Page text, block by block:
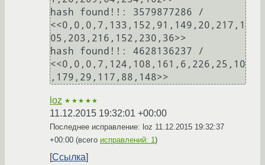
hash found!!: 3579877286 /
<<0,0,0,7,133,152,91,149,20,217,1
05,203,216,152,230,36>>
hash found!!: 4628136237 /
<<0,0,0,7,124,108,161,6,226,25,10
loz ★★★★★
11.12.2015 19:32:01 +00:00
Последнее исправление: loz 11.12.2015 19:32:37
+00:00 (всего исправлений: 1)
Ссылка